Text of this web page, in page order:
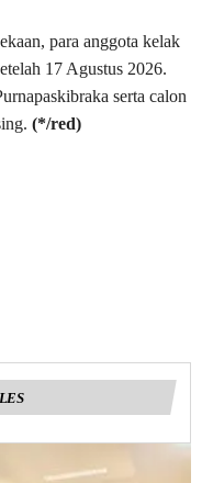
para anggota kelak
17 Agustus 2026.
serta calon
(*/red)